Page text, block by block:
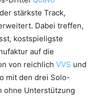
stärkste Track,
Dabei treffen,
kostspieligste
auf die
von reichlich VVS und
mit den drei Solo-
ohne Unterstützung